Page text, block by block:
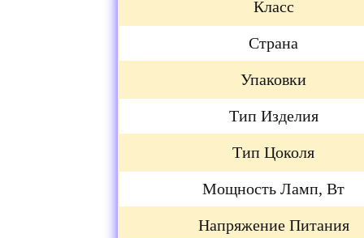
Класс
Страна
Упаковки
Тип Изделия
Тип Цоколя
Мощность Ламп, Вт
Напряжение Питания